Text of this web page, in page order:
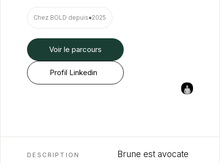
Chez BOLD depuis●2025
Voir le parcours
Profil Linkedin
DESCRIPTION
Brune est avocate